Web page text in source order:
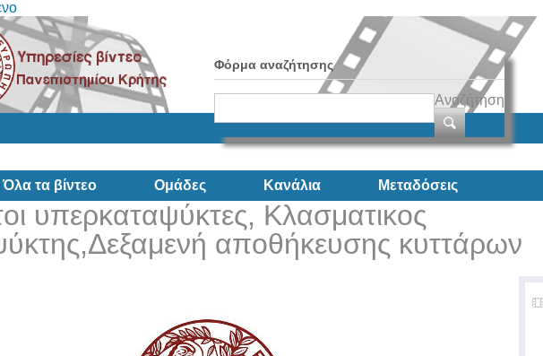
Φόρμα αναζήτησης
Αναζήτηση
Όλα τα βίντεο Ομάδες Κανάλια Μεταδόσεις
υπερκαταψύκτες, Κλασματικος
αποθήκευσης κυττάρων